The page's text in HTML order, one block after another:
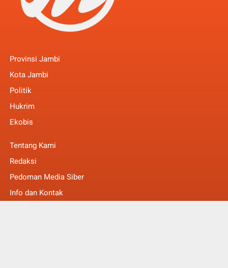
Provinsi Jambi
Kota Jambi
Politik
Hukrim
Ekobis
Tentang Kami
Redaksi
Pedoman Media Siber
Info dan Kontak